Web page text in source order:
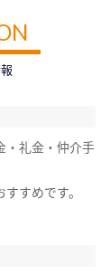
・礼金・仲介手
すめです。